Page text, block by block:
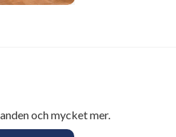
och mycket mer.